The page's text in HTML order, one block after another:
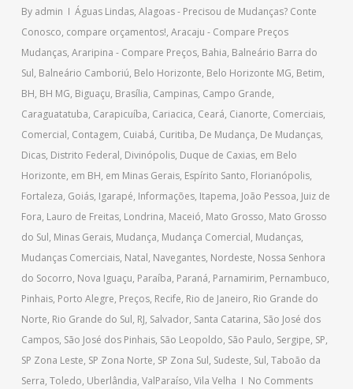
By admin Águas Lindas, Alagoas - Precisou de Mudanças? Conte
Conosco, compare orçamentos!, Aracaju - Compare Preços
Mudanças, Araripina - Compare Preços, Bahia, Balneário Barra do
Sul, Balneário Camboriú, Belo Horizonte, Belo Horizonte MG, Betim,
BH, BH MG, Biguaçu, Brasília, Campinas, Campo Grande,
Caraguatatuba, Carapicuíba, Cariacica, Ceará, Cianorte, Comerciais,
Comercial, Contagem, Cuiabá, Curitiba, De Mudança, De Mudanças,
Dicas, Distrito Federal, Divinópolis, Duque de Caxias, em Belo
Horizonte, em BH, em Minas Gerais, Espírito Santo, Florianópolis,
Fortaleza, Goiás, Igarapé, Informações, Itapema, João Pessoa, Juiz de
Fora, Lauro de Freitas, Londrina, Maceió, Mato Grosso, Mato Grosso
do Sul, Minas Gerais, Mudança, Mudança Comercial, Mudanças,
Mudanças Comerciais, Natal, Navegantes, Nordeste, Nossa Senhora
do Socorro, Nova Iguaçu, Paraíba, Paraná, Parnamirim, Pernambuco,
Pinhais, Porto Alegre, Preços, Recife, Rio de Janeiro, Rio Grande do
Norte, Rio Grande do Sul, RJ, Salvador, Santa Catarina, São José dos
Campos, São José dos Pinhais, São Leopoldo, São Paulo, Sergipe, SP,
SP Zona Leste, SP Zona Norte, SP Zona Sul, Sudeste, Sul, Taboão da
Serra, Toledo, Uberlândia, ValParaíso, Vila Velha No Comments